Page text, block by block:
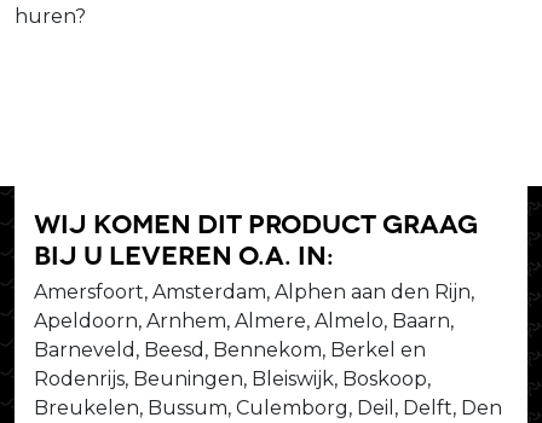
huren?
Wij komen dit product graag
bij u leveren o.a. in:
Amersfoort, Amsterdam, Alphen aan den Rijn,
Apeldoorn, Arnhem, Almere, Almelo, Baarn,
Barneveld, Beesd, Bennekom, Berkel en
Rodenrijs, Beuningen, Bleiswijk, Boskoop,
Breukelen, Bussum, Culemborg, Deil, Delft, Den